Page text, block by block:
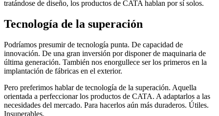
tratándose de diseño, los productos de CATA hablan por sí solos.
Tecnología de la superación
Podríamos presumir de tecnología punta. De capacidad de
innovación. De una gran inversión por disponer de maquinaria de
última generación. También nos enorgullece ser los primeros en la
implantación de fábricas en el exterior.
Pero preferimos hablar de tecnología de la superación. Aquella
orientada a perfeccionar los productos de CATA. A adaptarlos a las
necesidades del mercado. Para hacerlos aún más duraderos. Útiles.
Insuperables.